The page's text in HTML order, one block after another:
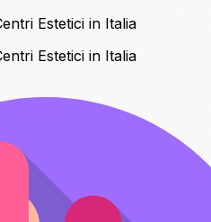
Estetici in Italia
Estetici in Italia